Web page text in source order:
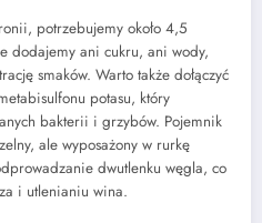
potrzebujemy około 4,5
dodajemy ani cukru, ani wody,
smaków. Warto także dołączyć
potasu, który
bakterii i grzybów. Pojemnik
ale wyposażony w rurkę
dwutlenku węgla, co
i utlenianiu wina.